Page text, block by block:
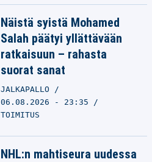
Näistä syistä Mohamed
Salah päätyi yllättävään
ratkaisuun – rahasta
suorat sanat
JALKAPALLO
06.08.2026 - 23:35
TOIMITUS
NHL:n mahtiseura uudessa